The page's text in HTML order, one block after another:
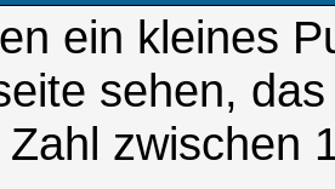
ein kleines
sehen,
zwischen